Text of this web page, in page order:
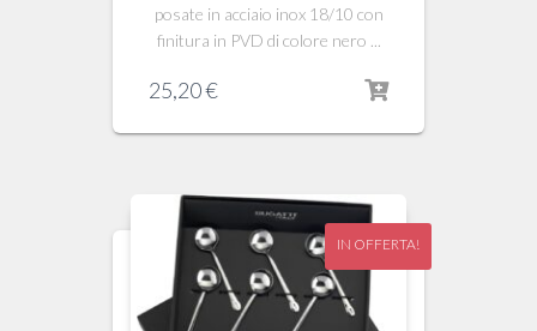
posate in acciaio inox 18/10 con
finitura in PVD di colore nero ...
25,20€
IN OFFERTA!